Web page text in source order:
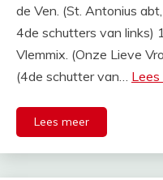
de Ven. (St. Antonius
4de schutters van links)
Vlemmix. (Onze Lieve
(4de schutter van… Lees
Lees meer